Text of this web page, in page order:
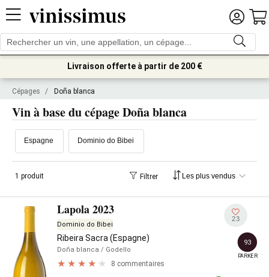
Livraison offerte à partir de 200 €
Cépages / Doña blanca
Vin à base du cépage Doña blanca
Espagne Dominio do Bibei
1 produit Filtrer
Lapola 2023
Dominio do Bibei
Ribeira Sacra (Espagne)
Doña blanca / Godello
8 commentaires
23
93
PARKER